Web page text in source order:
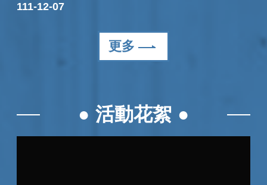
111-12-07
更多
活動花絮